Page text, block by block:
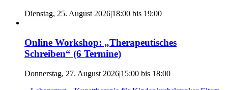
Dienstag, 25. August 2026|18:00 bis 19:00
Online Workshop: „Therapeutisches
Schreiben“ (6 Termine)
Donnerstag, 27. August 2026|15:00 bis 18:00